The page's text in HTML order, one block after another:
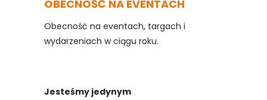
OBECNOŚĆ NA EVENTACH
Obecność na eventach, targach i
wydarzeniach w ciągu roku.
Jesteśmy jedynym